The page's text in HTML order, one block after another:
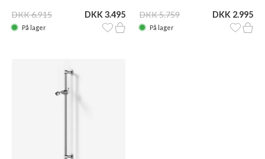
DKK 6.915 DKK 3.495
På lager
DKK 5.759 DKK 2.995
På lager